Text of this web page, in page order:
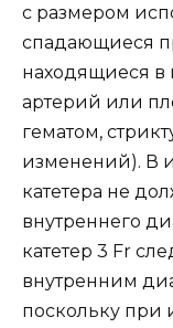
с размером
спадающиеся
находящиеся в
артерий или
гематом,
изменений). В
катетера не
внутреннего
катетер 3 Fr
внутренним
поскольку